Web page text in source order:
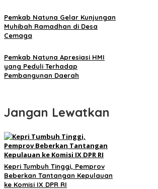
Pemkab Natuna Gelar Kunjungan
Muhibah Ramadhan di Desa
Cemaga
Pemkab Natuna Apresiasi HMI
yang Peduli Terhadap
Pembangunan Daerah
Jangan Lewatkan
Kepri Tumbuh Tinggi, Pemprov
Beberkan Tantangan Kepulauan
ke Komisi IX DPR RI